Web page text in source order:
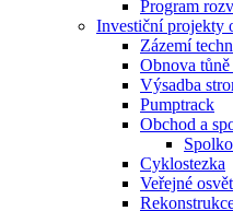
Program
Investiční projekty
Zázemí
Obnova
Výsadba
Pumptrack
Obchod a
Cyklostezka
Veřejné